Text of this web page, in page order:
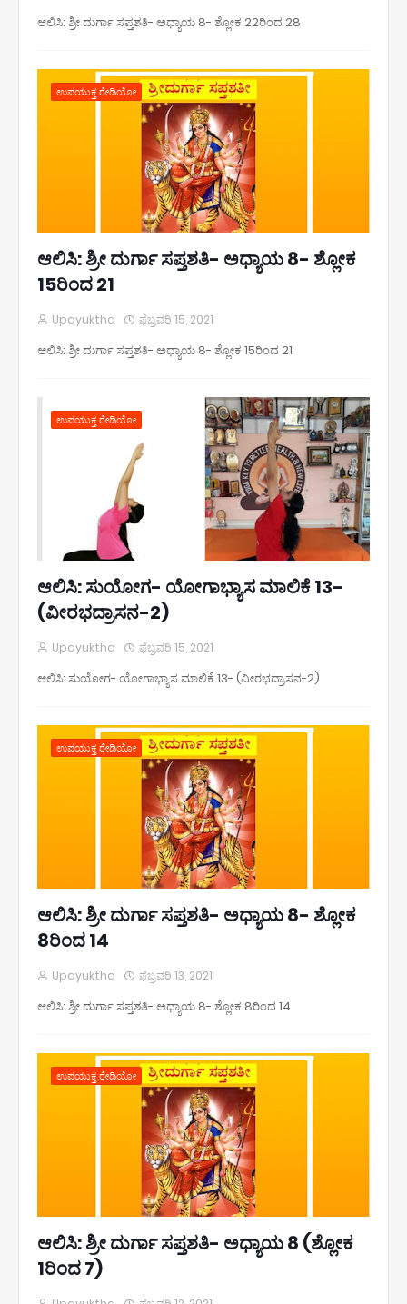
ಆಲಿಸಿ: ಶ್ರೀ ದುರ್ಗಾ ಸಪ್ತಶತಿ- ಅಧ್ಯಾಯ 8- ಶ್ಲೋಕ 22ರಿಂದ 28
ಉಪಯುಕ್ತ ರೇಡಿಯೋ
ಆಲಿಸಿ: ಶ್ರೀ ದುರ್ಗಾ ಸಪ್ತಶತಿ- ಅಧ್ಯಾಯ 8- ಶ್ಲೋಕ
15ರಿಂದ 21
Upayuktha ಫೆಬ್ರವರಿ 15, 2021
ಆಲಿಸಿ: ಶ್ರೀ ದುರ್ಗಾ ಸಪ್ತಶತಿ- ಅಧ್ಯಾಯ 8- ಶ್ಲೋಕ 15ರಿಂದ 21
ಉಪಯುಕ್ತ ರೇಡಿಯೋ
ಆಲಿಸಿ: ಸುಯೋಗ- ಯೋಗಾಭ್ಯಾಸ ಮಾಲಿಕೆ 13-
(ವೀರಭದ್ರಾಸನ-2)
Upayuktha ಫೆಬ್ರವರಿ 15, 2021
ಆಲಿಸಿ: ಸುಯೋಗ- ಯೋಗಾಭ್ಯಾಸ ಮಾಲಿಕೆ 13- (ವೀರಭದ್ರಾಸನ-2)
ಉಪಯುಕ್ತ ರೇಡಿಯೋ
ಆಲಿಸಿ: ಶ್ರೀ ದುರ್ಗಾ ಸಪ್ತಶತಿ- ಅಧ್ಯಾಯ 8- ಶ್ಲೋಕ
8ರಿಂದ 14
Upayuktha ಫೆಬ್ರವರಿ 13, 2021
ಆಲಿಸಿ: ಶ್ರೀ ದುರ್ಗಾ ಸಪ್ತಶತಿ- ಅಧ್ಯಾಯ 8- ಶ್ಲೋಕ 8ರಿಂದ 14
ಉಪಯುಕ್ತ ರೇಡಿಯೋ
ಆಲಿಸಿ: ಶ್ರೀ ದುರ್ಗಾ ಸಪ್ತಶತಿ- ಅಧ್ಯಾಯ 8 (ಶ್ಲೋಕ
1ರಿಂದ 7)